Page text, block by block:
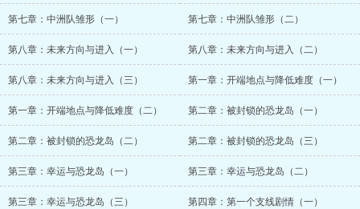
第七章：中洲队雏形（一） 第七章：中洲队雏形（二）
第八章：未来方向与进入（一） 第八章：未来方向与进入（二）
第八章：未来方向与进入（三） 第一章：开端地点与降低难度（一）
第一章：开端地点与降低难度（二） 第二章：被封锁的恐龙岛（一）
第二章：被封锁的恐龙岛（二） 第二章：被封锁的恐龙岛（三）
第三章：幸运与恐龙岛（一） 第三章：幸运与恐龙岛（二）
第三章：幸运与恐龙岛（三） 第四章：第一个支线剧情（一）